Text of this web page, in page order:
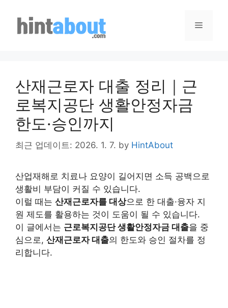
content
Menu
산재근로자 대출 정리｜근
로복지공단 생활안정자금
한도·승인까지
최근 업데이트: 2026. 1. 7. by HintAbout
산업재해로 치료나 요양이 길어지면 소득 공백으로
생활비 부담이 커질 수 있습니다.
이럴 때는 산재근로자를 대상으로 한 대출·융자 지
원 제도를 활용하는 것이 도움이 될 수 있습니다.
이 글에서는 근로복지공단 생활안정자금 대출을 중
심으로, 산재근로자 대출의 한도와 승인 절차를 정
리합니다.